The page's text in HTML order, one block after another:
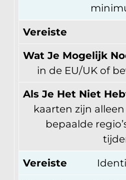
Vereiste
Wat Je Mogelijk
in de EU/UK of
Als Je Het Niet
kaarten zijn
bepaalde
Vereiste